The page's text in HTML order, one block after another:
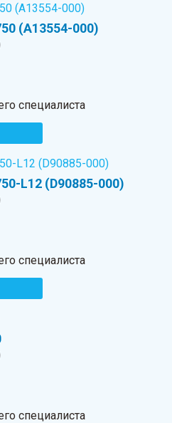
(A13554-000)
специалиста
L12 (D90885-000)
специалиста
специалиста